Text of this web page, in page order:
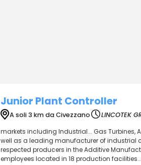
Junior Plant Controller
A soli 3 km da Civezzano
LINCOTEK
markets including Industrial... Gas Turbines,
well as a leading manufacturer of industrial
respected producers in the Additive
employees located in 18 production facilities...